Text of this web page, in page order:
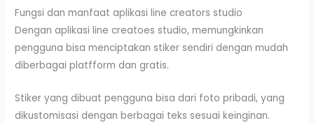
Fungsi dan manfaat aplikasi line creators studio
Dengan aplikasi line creatoes studio, memungkinkan
pengguna bisa menciptakan stiker sendiri dengan mudah
diberbagai platfform dan gratis.
Stiker yang dibuat pengguna bisa dari foto pribadi, yang
dikustomisasi dengan berbagai teks sesuai keinginan.